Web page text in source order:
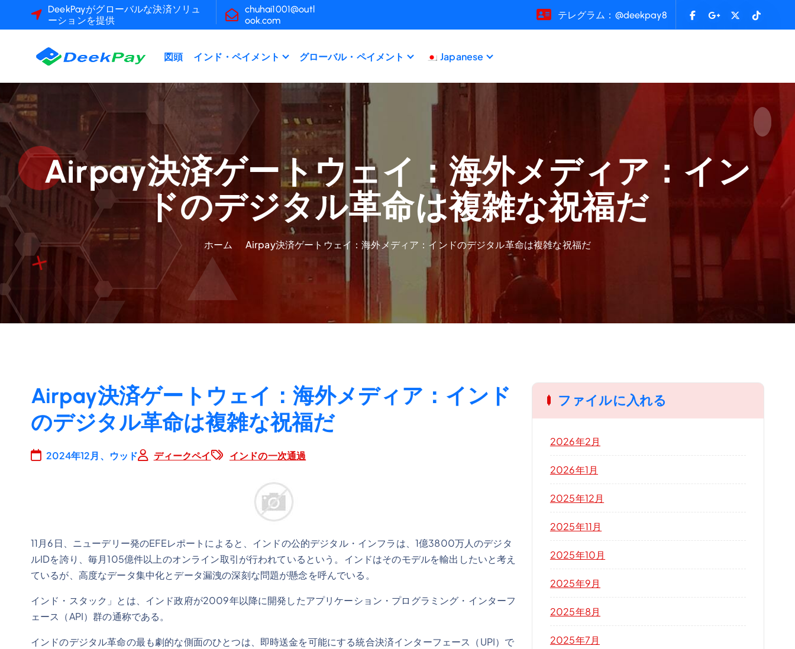
ス
キ
DeekPayがグローバルな決済ソリュ
ーションを提供
chuhai1001@outl
ook.com
テレグラム：@deekpay8
図頭 インド・ペイメント グローバル・ペイメント Japanese
Airpay決済ゲートウェイ：海外メディア：イン
ドのデジタル革命は複雑な祝福だ
ホーム Airpay決済ゲートウェイ：海外メディア：インドのデジタル革命は複雑な祝福だ
Airpay決済ゲートウェイ：海外メディア：インド
のデジタル革命は複雑な祝福だ
2024年12月、ウッド ディークペイ インドの一次通過
11月6日、ニューデリー発のEFEレポートによると、インドの公的デジタル・インフラは、1億3800万人のデジタ
ルIDを誇り、毎月105億件以上のオンライン取引が行われているという。インドはそのモデルを輸出したいと考え
ているが、高度なデータ集中化とデータ漏洩の深刻な問題が懸念を呼んでいる。
インド・スタック」とは、インド政府が2009年以降に開発したアプリケーション・プログラミング・インターフ
ェース（API）群の通称である。
インドのデジタル革命の最も劇的な側面のひとつは、即時送金を可能にする統合決済インターフェース（UPI）で
ファイルに入れる
2026年2月
2026年1月
2025年12月
2025年11月
2025年10月
2025年9月
2025年8月
2025年7月